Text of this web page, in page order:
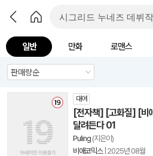
일반 만화 로맨스
대여
[전자책] [고화질] [비
달려든다 01
Puling (지은이)
비애코믹스| 2025년 08월